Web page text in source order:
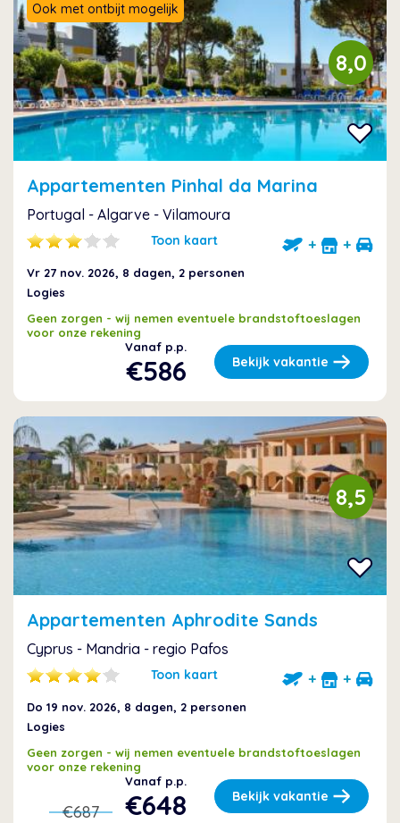
Ook met ontbijt mogelijk
8,0
Appartementen Pinhal da Marina
Portugal - Algarve - Vilamoura
Toon kaart + +
Vr 27 nov. 2026, 8 dagen, 2 personen
Logies
Geen zorgen - wij nemen eventuele brandstoftoeslagen
voor onze rekening
Vanaf p.p.
€586 Bekijk vakantie
8,5
Appartementen Aphrodite Sands
Cyprus - Mandria - regio Pafos
Toon kaart + +
Do 19 nov. 2026, 8 dagen, 2 personen
Logies
Geen zorgen - wij nemen eventuele brandstoftoeslagen
voor onze rekening
Vanaf p.p.
€687 €648 Bekijk vakantie